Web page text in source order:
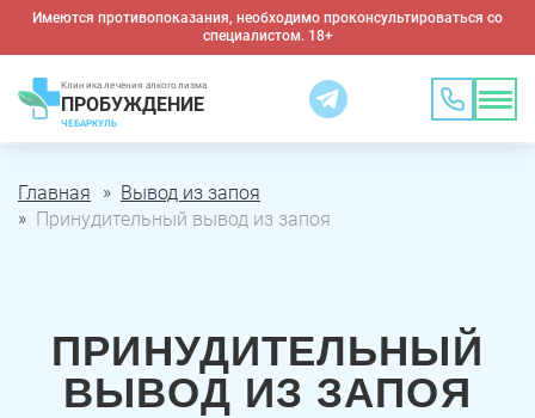
Имеются противопоказания, необходимо проконсультироваться со
специалистом. 18+
Клиника лечения алкоголизма
ПРОБУЖДЕНИЕ
ЧЕБАРКУЛЬ
Главная
Вывод из запоя
Принудительный вывод из запоя
ПРИНУДИТЕЛЬНЫЙ
ВЫВОД ИЗ ЗАПОЯ